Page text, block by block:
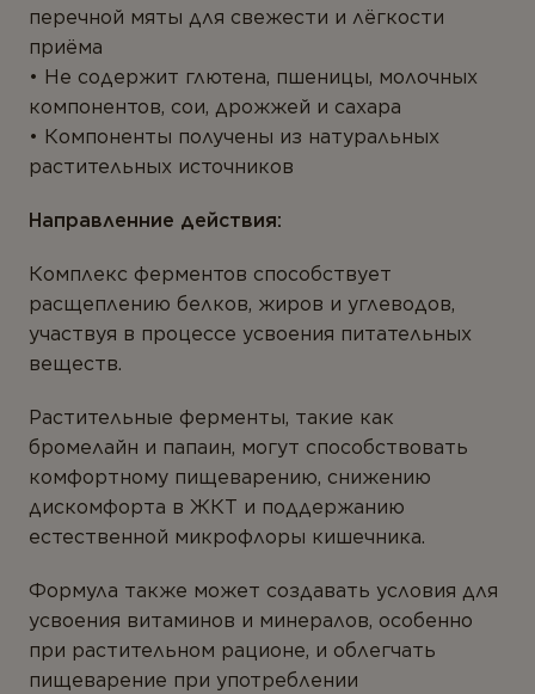
Антиоксиданты
Омега-3
Магний
Мультивитамины
Минералы
Пробиотики
Комплексы
Белок и аминокислоты
Растения
Вегетарианство и веганство
ЛИНЕЙКИ ПРОДУКТОВ
перечной мяты для свежести и лёгкости
приёма
Не содержит глютена, пшеницы, молочных
компонентов, сои, дрожжей и сахара
Компоненты получены из натуральных
растительных источников
Направленние действия:
Комплекс ферментов способствует
расщеплению белков, жиров и углеводов,
участвуя в процессе усвоения питательных
веществ.
Растительные ферменты, такие как
бромелайн и папаин, могут способствовать
комфортному пищеварению, снижению
дискомфорта в ЖКТ и поддержанию
естественной микрофлоры кишечника.
Формула также может создавать условия для
усвоения витаминов и минералов, особенно
при растительном рационе, и облегчать
пищеварение при употреблении
ВАШ ГОРОД *
E-MAIL *
Вы соглашаетесь с
Политикой
конфиденциальностии даете согласие на
сбор и обработку персональных данных.
ОТПРАВИТЬ ОТЗЫВ